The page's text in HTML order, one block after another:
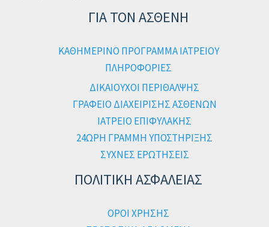
ΓΙΑ ΤΟΝ ΑΣΘΕΝΗ
ΚΑΘΗΜΕΡΙΝΟ ΠΡΟΓΡΑΜΜΑ ΙΑΤΡΕΙΟΥ
ΠΛΗΡΟΦΟΡΙΕΣ
ΔΙΚΑΙΟΥΧΟΙ ΠΕΡΙΘΑΛΨΗΣ
ΓΡΑΦΕΙΟ ΔΙΑΧΕΙΡΙΣΗΣ ΑΣΘΕΝΩΝ
ΙΑΤΡΕΙΟ ΕΠΙΦΥΛΑΚΗΣ
24ΩΡΗ ΓΡΑΜΜΗ ΥΠΟΣΤΗΡΙΞΗΣ
ΣΥΧΝΕΣ ΕΡΩΤΗΣΕΙΣ
ΠΟΛΙΤΙΚΗ ΑΣΦΑΛΕΙΑΣ
ΟΡΟΙ ΧΡΗΣΗΣ